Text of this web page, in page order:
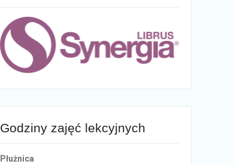
Godziny zajęć lekcyjnych
Płużnica